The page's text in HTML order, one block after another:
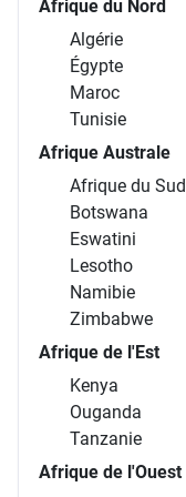
Afrique du Nord
Algérie
Égypte
Maroc
Tunisie
Afrique Australe
Afrique du Sud
Botswana
Eswatini
Lesotho
Namibie
Zimbabwe
Afrique de l'Est
Kenya
Ouganda
Tanzanie
Afrique de l'Ouest